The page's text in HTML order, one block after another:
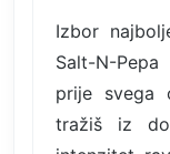
Izbor
Salt-N-
prije svega
tražiš iz